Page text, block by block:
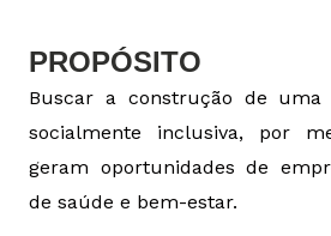
PROPÓSITO
Buscar a construção de uma
socialmente inclusiva, por
geram oportunidades de
de saúde e bem-estar.